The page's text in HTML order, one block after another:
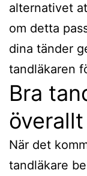
alternativet
om detta
dina tänder
tandläkaren
Bra
överallt
När det
tandläkare